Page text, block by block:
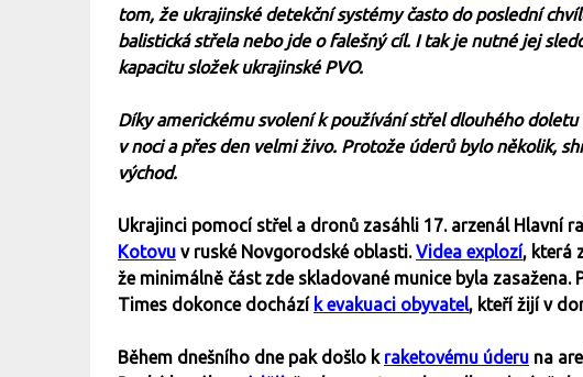
tom, že ukrajinské detekční systémy často do poslední
balistická střela nebo jde o falešný cíl. I tak je nutné jej
kapacitu složek ukrajinské PVO.
Díky americkému svolení k používání střel dlouhého
v noci a přes den velmi živo. Protože úderů bylo několik,
východ.
Ukrajinci pomocí střel a dronů zasáhli 17. arzenál Hlavní
Kotovu v ruské Novgorodské oblasti.Videa explozí, která
že minimálně část zde skladované munice byla
Times dokonce dochází k evakuaci obyvatel, kteří žijí v
Během dnešního dne pak došlo k raketovému úderu na